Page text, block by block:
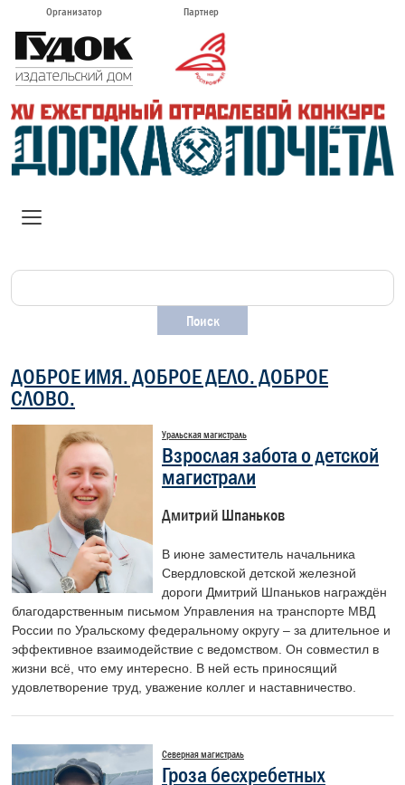
Организатор Партнер
ДОБРОЕ ИМЯ. ДОБРОЕ ДЕЛО. ДОБРОЕ
СЛОВО.
Уральская магистраль
Взрослая забота о детской
магистрали
Дмитрий Шпаньков
В июне заместитель начальника
Свердловской детской железной
дороги Дмитрий Шпаньков награждён
благодарственным письмом Управления на транспорте МВД
России по Уральскому федеральному округу – за длительное и
эффективное взаимодействие с ведомством. Он совместил в
жизни всё, что ему интересно. В ней есть приносящий
удовлетворение труд, уважение коллег и наставничество.
Северная магистраль
Гроза бесхребетных